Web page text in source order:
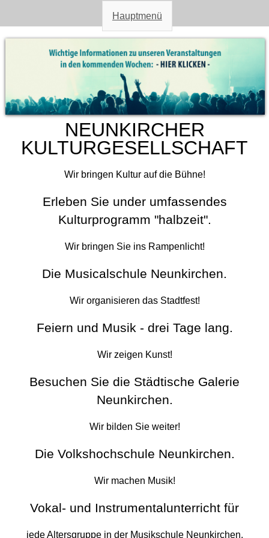
Direkt
zum
Inhalt
Hauptmenü
Sie sind hier
NEUNKIRCHER
KULTURGESELLSCHAFT
Wir bringen Kultur auf die Bühne!
Erleben Sie under umfassendes
Kulturprogramm "halbzeit".
Wir bringen Sie ins Rampenlicht!
Die Musicalschule Neunkirchen.
Wir organisieren das Stadtfest!
Feiern und Musik - drei Tage lang.
Wir zeigen Kunst!
Besuchen Sie die Städtische Galerie
Neunkirchen.
Wir bilden Sie weiter!
Die Volkshochschule Neunkirchen.
Wir machen Musik!
Vokal- und Instrumentalunterricht für
jede Altersgruppe in der Musikschule Neunkirchen.